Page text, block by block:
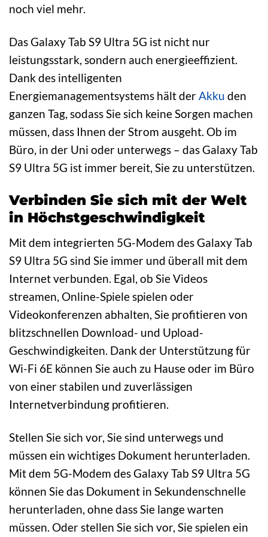
noch viel mehr.
Das Galaxy Tab S9 Ultra 5G ist nicht nur
leistungsstark, sondern auch energieeffizient.
Dank des intelligenten
Energiemanagementsystems hält derAkku den
ganzen Tag, sodass Sie sich keine Sorgen machen
müssen, dass Ihnen der Strom ausgeht. Ob im
Büro, in der Uni oder unterwegs – das Galaxy Tab
S9 Ultra 5G ist immer bereit, Sie zu unterstützen.
Verbinden Sie sich mit der Welt
in Höchstgeschwindigkeit
Mit dem integrierten 5G-Modem des Galaxy Tab
S9 Ultra 5G sind Sie immer und überall mit dem
Internet verbunden. Egal, ob Sie Videos
streamen, Online-Spiele spielen oder
Videokonferenzen abhalten, Sie profitieren von
blitzschnellen Download- und Upload-
Geschwindigkeiten. Dank der Unterstützung für
Wi-Fi 6E können Sie auch zu Hause oder im Büro
von einer stabilen und zuverlässigen
Internetverbindung profitieren.
Stellen Sie sich vor, Sie sind unterwegs und
müssen ein wichtiges Dokument herunterladen.
Mit dem 5G-Modem des Galaxy Tab S9 Ultra 5G
können Sie das Dokument in Sekundenschnelle
herunterladen, ohne dass Sie lange warten
müssen. Oder stellen Sie sich vor, Sie spielen ein